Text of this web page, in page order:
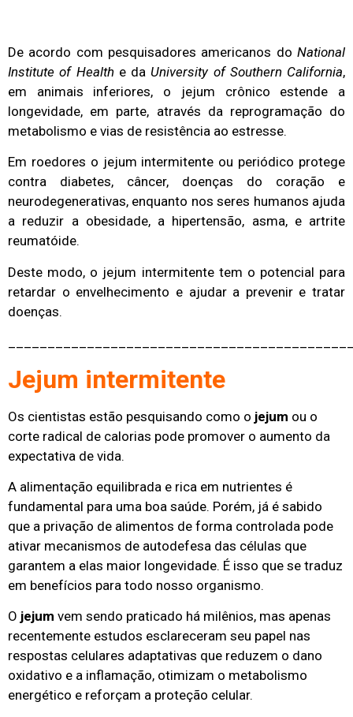
De acordo com pesquisadores americanos do National
Institute of Healthe da University of Southern California,
em animais inferiores, o jejum crônico estende a
longevidade, em parte, através da reprogramação do
metabolismo e vias de resistência ao estresse.
Em roedores o jejum intermitente ou periódico protege
contra diabetes, câncer, doenças do coração e
neurodegenerativas, enquanto nos seres humanos ajuda
a reduzir a obesidade, a hipertensão, asma, e artrite
reumatóide.
Deste modo, o jejum intermitente tem o potencial para
retardar o envelhecimento e ajudar a prevenir e tratar
doenças.
Jejum intermitente
Os cientistas estão pesquisando como o jejum ou o
corte radical de calorias pode promover o aumento da
expectativa de vida.
A alimentação equilibrada e rica em nutrientes é
fundamental para uma boa saúde. Porém, já é sabido
que a privação de alimentos de forma controlada pode
ativar mecanismos de autodefesa das células que
garantem a elas maior longevidade. É isso que se traduz
em benefícios para todo nosso organismo.
O jejum vem sendo praticado há milênios, mas apenas
recentemente estudos esclareceram seu papel nas
respostas celulares adaptativas que reduzem o dano
oxidativo e a inflamação, otimizam o metabolismo
energético e reforçam a proteção celular.